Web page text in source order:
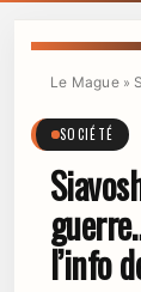
Le Mague»
SOCIÉTÉ
l’info